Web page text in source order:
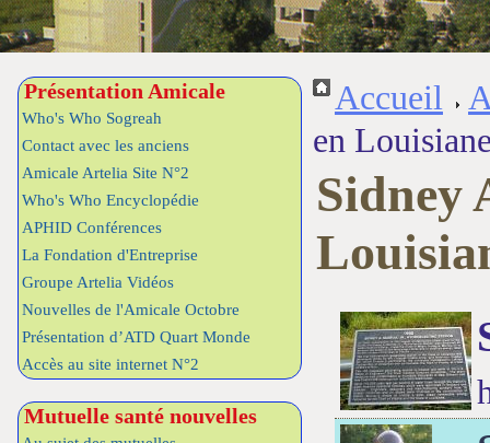
Présentation Amicale
Who's Who Sogreah
Contact avec les anciens
Amicale Artelia Site N°2
Who's Who Encyclopédie
APHID Conférences
La Fondation d'Entreprise
Groupe Artelia Vidéos
Nouvelles de l'Amicale Octobre
Présentation d’ATD Quart Monde
Accès au site internet N°2
Mutuelle santé nouvelles
Accueil
en
Sidney